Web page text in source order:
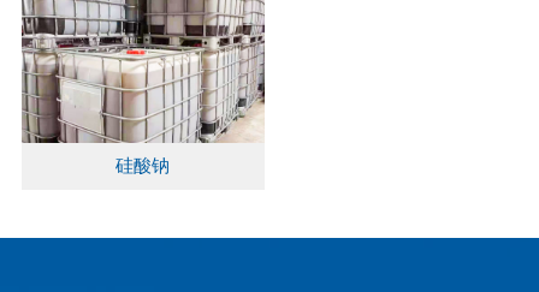
硅酸钠